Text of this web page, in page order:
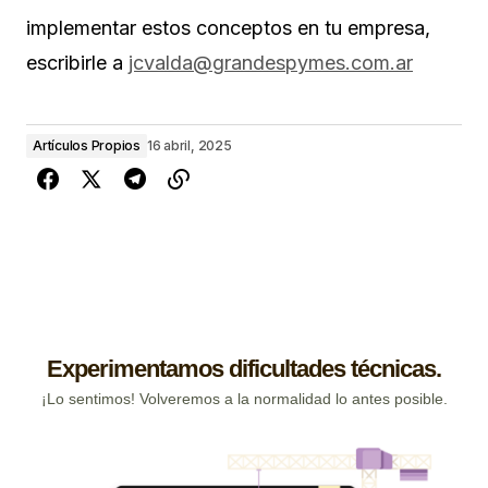
implementar estos conceptos en tu empresa,
escribirle a jcvalda@grandespymes.com.ar
Artículos Propios 16 abril, 2025